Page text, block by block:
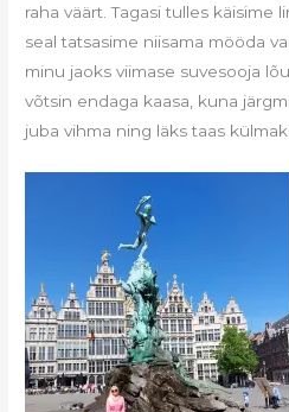
raha väärt. Tagasi tulles käisime
seal tatsasime niisama mööda
minu jaoks viimase suvesooja
võtsin endaga kaasa, kuna
juba vihma ning läks taas